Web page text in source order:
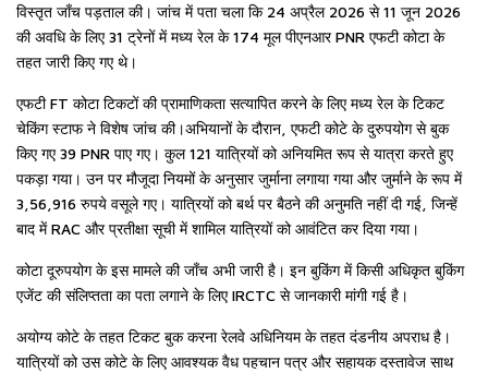
विस्तृत जाँच पड़ताल की। जांच में पता चला कि 24 अप्रैल 2026 से 11 जून 2026
की अवधि के लिए 31 ट्रेनों में मध्य रेल के 174 मूल पीएनआर PNR एफटी कोटा के
तहत जारी किए गए थे।
एफटी FT कोटा टिकटों की प्रामाणिकता सत्यापित करने के लिए मध्य रेल के टिकट
चेकिंग स्टाफ ने विशेष जांच की।अभियानों के दौरान, एफटी कोटे के दुरुपयोग से बुक
किए गए 39 PNR पाए गए। कुल 121 यात्रियों को अनियमित रूप से यात्रा करते हुए
पकड़ा गया। उन पर मौजूदा नियमों के अनुसार जुर्माना लगाया गया और जुर्माने के रूप में
3,56,916 रुपये वसूले गए। यात्रियों को बर्थ पर बैठने की अनुमति नहीं दी गई, जिन्हें
बाद में RAC और प्रतीक्षा सूची में शामिल यात्रियों को आवंटित कर दिया गया।
कोटा दूरुपयोग के इस मामले की जाँच अभी जारी है। इन बुकिंग में किसी अधिकृत बुकिंग
एजेंट की संलिप्तता का पता लगाने के लिए IRCTC से जानकारी मांगी गई है।
अयोग्य कोटे के तहत टिकट बुक करना रेलवे अधिनियम के तहत दंडनीय अपराध है।
यात्रियों को उस कोटे के लिए आवश्यक वैध पहचान पत्र और सहायक दस्तावेज साथ